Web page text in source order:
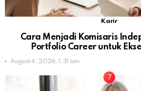
Karir
Cara Menjadi Komisaris
Portfolio Career untuk
August 4, 2026, 1:31 am